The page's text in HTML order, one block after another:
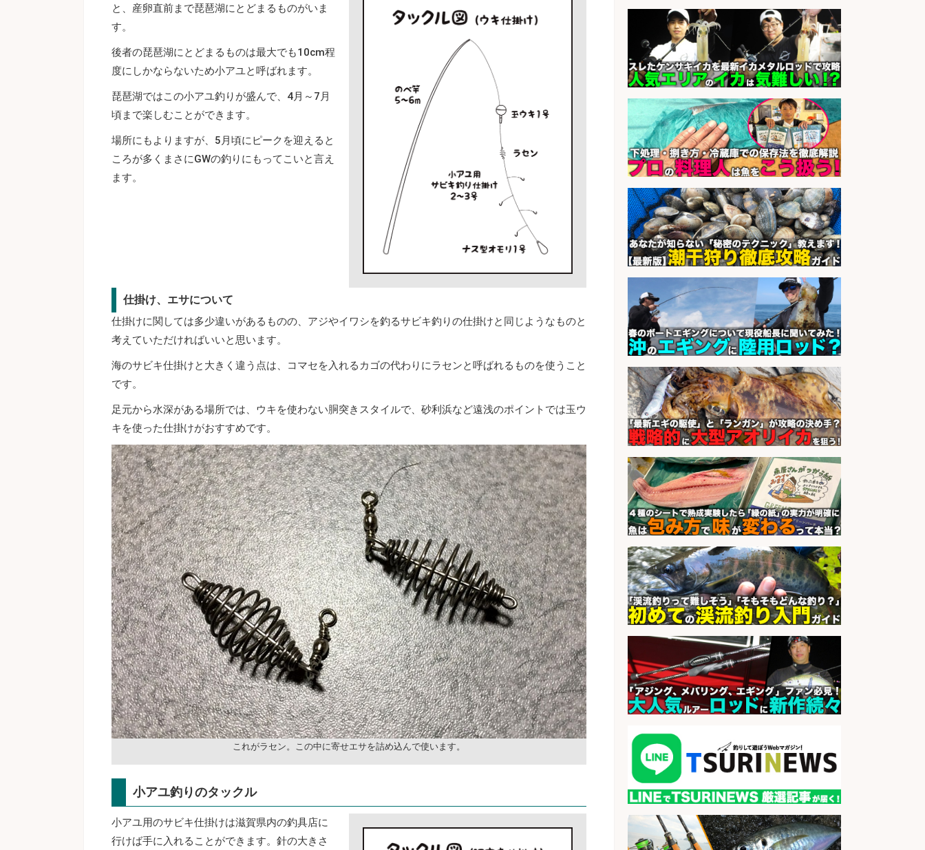
と、産卵直前まで琵琶湖にとどまるものがいま
す。
後者の琵琶湖にとどまるものは最大でも10cm程
度にしかならないため小アユと呼ばれます。
琵琶湖ではこの小アユ釣りが盛んで、4月～7月
頃まで楽しむことができます。
場所にもよりますが、5月頃にピークを迎えると
ころが多くまさにGWの釣りにもってこいと言え
ます。
仕掛け、エサについて
仕掛けに関しては多少違いがあるものの、アジやイワシを釣るサビキ釣りの仕掛けと同じようなものと
考えていただければいいと思います。
海のサビキ仕掛けと大きく違う点は、コマセを入れるカゴの代わりにラセンと呼ばれるものを使うこと
です。
足元から水深がある場所では、ウキを使わない胴突きスタイルで、砂利浜など遠浅のポイントでは玉ウ
キを使った仕掛けがおすすめです。
これがラセン。この中に寄せエサを詰め込んで使います。
小アユ釣りのタックル
小アユ用のサビキ仕掛けは滋賀県内の釣具店に
行けば手に入れることができます。針の大きさ